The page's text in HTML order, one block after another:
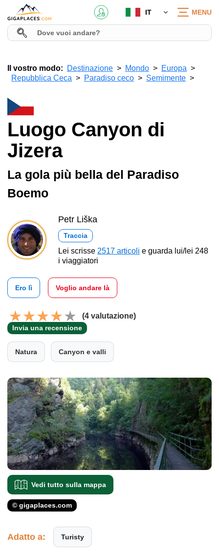
IT MENU
Il vostro modo: Destinazione Mondo
Europa
Repubblica Ceca
Paradiso ceco Semimente
Luogo Canyon di
Jizera
La gola più bella del Paradiso
Boemo
Petr Liška
Traccia
Lei scrisse 2517 articoli e guarda lui/lei 248
i viaggiatori
Ero lì Voglio andare là
(4 valutazione)
Invia una recensione
Natura Canyon e valli
Vedi tutto sulla mappa
© gigaplaces.com
Adatto a: Turisty